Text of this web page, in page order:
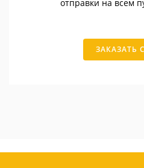
отправки на всем
ЗАКАЗАТЬ